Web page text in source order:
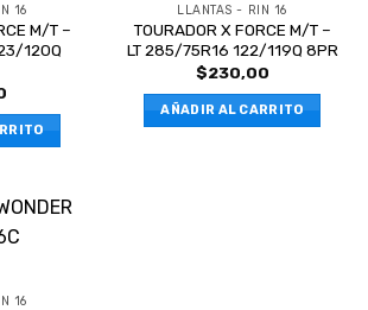
16
M/T –
120Q
LLANTAS - RIN 16
TOURADOR X FORCE M/T –
LT 285/75R16 122/119Q 8PR
$230,00
AÑADIR AL CARRITO
16